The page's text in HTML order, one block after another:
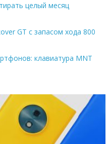
целый месяц
GT с запасом хода 800
клавиатура MNT